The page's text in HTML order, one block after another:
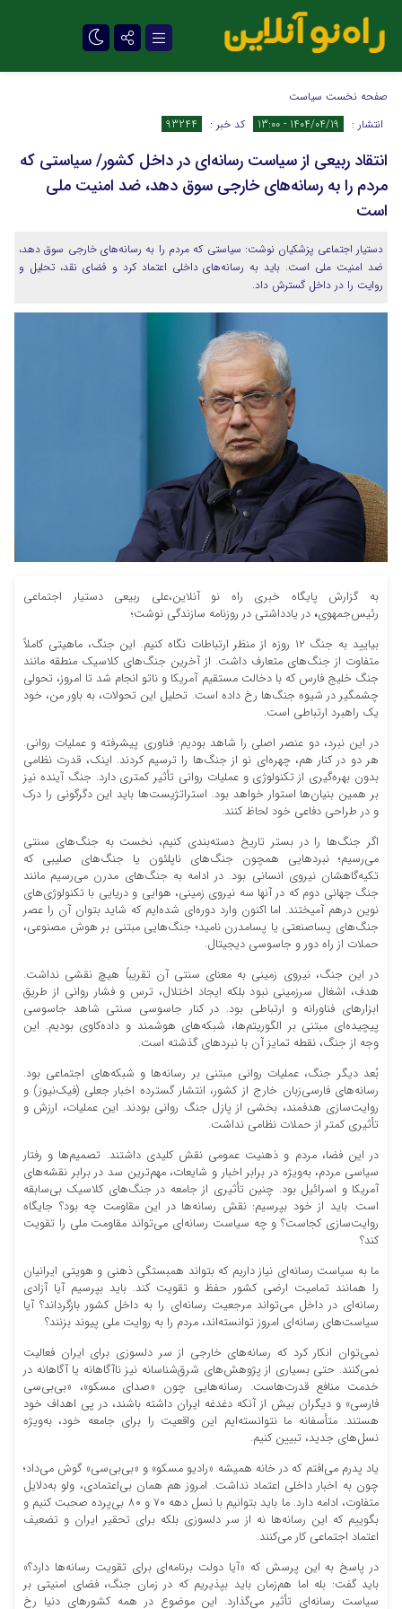
تلگرام
صفحه نخست سیاست
انتشار :
1404/04/19 - 13:00 کد خبر : 93244
انتقاد ربیعی از سیاست رسانه‌ای در داخل کشور/ سیاستی که
مردم را به رسانه‌های خارجی سوق دهد، ضد امنیت ملی
است
دستیار اجتماعی پزشکیان نوشت: سیاستی که مردم را به رسانه‌های خارجی سوق دهد،
ضد امنیت ملی است. باید به رسانه‌های داخلی اعتماد کرد و فضای نقد، تحلیل و
روایت را در داخل گسترش داد.
به گزارش پایگاه خبری راه نو آنلاین،علی ربیعی دستیار اجتماعی
رئیس‌جمهوی، در یادداشتی در روزنامه سازندگی نوشت؛
بیایید به جنگ ۱۲ روزه از منظر ارتباطات نگاه کنیم. این جنگ، ماهیتی کاملاً
متفاوت از جنگ‌های متعارف داشت. از آخرین جنگ‌های کلاسیک منطقه مانند
جنگ خلیج فارس که با دخالت مستقیم آمریکا و ناتو انجام شد تا امروز، تحولی
چشمگیر در شیوه جنگ‌ها رخ داده است. تحلیل این تحولات، به باور من، خود
یک راهبرد ارتباطی است.
در این نبرد، دو عنصر اصلی را شاهد بودیم: فناوری پیشرفته و عملیات روانی.
هر دو در کنار هم، چهره‌ای نو از جنگ‌ها را ترسیم کردند. اینک، قدرت نظامی
بدون بهره‌گیری از تکنولوژی و عملیات روانی تأثیر کمتری دارد. جنگ آینده نیز
بر همین بنیان‌ها استوار خواهد بود. استراتژیست‌ها باید این دگرگونی را درک
و در طراحی دفاعی خود لحاظ کنند.
اگر جنگ‌ها را در بستر تاریخ دسته‌بندی کنیم، نخست به جنگ‌های سنتی
می‌رسیم؛ نبردهایی همچون جنگ‌های ناپلئون یا جنگ‌های صلیبی که
تکیه‌گاهشان نیروی انسانی بود. در ادامه به جنگ‌های مدرن می‌رسیم مانند
جنگ جهانی دوم که در آنها سه نیروی زمینی، هوایی و دریایی با تکنولوژی‌های
نوین درهم آمیختند. اما اکنون وارد دوره‌ای شده‌ایم که شاید بتوان آن را عصر
جنگ‌های پساصنعتی یا پسامدرن نامید؛ جنگ‌هایی مبتنی بر هوش مصنوعی،
حملات از راه دور و جاسوسی دیجیتال.
در این جنگ، نیروی زمینی به ‌معنای سنتی آن تقریباً هیچ نقشی نداشت.
هدف، اشغال سرزمینی نبود بلکه ایجاد اختلال، ترس و فشار روانی از طریق
ابزارهای فناورانه و ارتباطی بود. در کنار جاسوسی سنتی شاهد جاسوسی
پیچیده‌ای مبتنی بر الگوریتم‌ها، شبکه‌های هوشمند و داده‌کاوی بودیم. این
وجه از جنگ، نقطه تمایز آن با نبردهای گذشته است.
بُعد دیگر جنگ، عملیات روانی مبتنی بر رسانه‌ها و شبکه‌های اجتماعی بود.
رسانه‌های فارسی‌زبان خارج از کشور، انتشار گسترده اخبار جعلی (فیک‌نیوز) و
روایت‌سازی هدفمند، بخشی از پازل جنگ روانی بودند. این عملیات، ارزش و
تأثیری کمتر از حملات نظامی نداشت.
در این فضا، مردم و ذهنیت عمومی نقش کلیدی داشتند. تصمیم‌ها و رفتار
سیاسی مردم، به‌ویژه در برابر اخبار و شایعات، مهم‌ترین سد در برابر نقشه‌های
آمریکا و اسرائیل بود. چنین تأثیری از جامعه در جنگ‌های کلاسیک بی‌سابقه
است. باید از خود بپرسیم: نقش رسانه‌ها در این مقاومت چه بود؟ جایگاه
روایت‌سازی کجاست؟ و چه سیاست رسانه‌ای می‌تواند مقاومت ملی را تقویت
کند؟
ما به سیاست رسانه‌ای نیاز داریم که بتواند همبستگی ذهنی و هویتی ایرانیان
را همانند تمامیت ارضی کشور حفظ و تقویت کند. باید بپرسیم آیا آزادی
رسانه‌ای در داخل می‌تواند مرجعیت رسانه‌ای را به داخل کشور بازگرداند؟ آیا
سیاست‌های رسانه‌ای امروز توانسته‌اند، مردم را به روایت ملی پیوند بزنند؟
نمی‌توان انکار کرد که رسانه‌های خارجی از سر دلسوزی برای ایران فعالیت
نمی‌کنند. حتی بسیاری از پژوهش‌های شرق‌شناسانه نیز ناآگاهانه یا آگاهانه در
خدمت منافع قدرت‌هاست. رسانه‌هایی چون «صدای مسکو»، «بی‌بی‌سی
فارسی» و دیگران بیش از آنکه دغدغه ایران داشته باشند، در پی اهداف خود
هستند. متأسفانه ما نتوانسته‌ایم این واقعیت را برای جامعه خود، به‌ویژه
نسل‌های جدید، تبیین کنیم.
یاد پدرم می‌افتم که در خانه همیشه «رادیو مسکو» و «بی‌بی‌سی» گوش می‌داد؛
چون به اخبار داخلی اعتماد نداشت. امروز هم همان بی‌اعتمادی، ولو به‌دلایل
متفاوت، ادامه دارد. ما باید بتوانیم با نسل دهه ۷۰ و ۸۰ بی‌پرده صحبت کنیم و
بگوییم که این رسانه‌ها نه از سر دلسوزی بلکه برای تحقیر ایران و تضعیف
اعتماد اجتماعی کار می‌کنند.
در پاسخ به این پرسش که «آیا دولت برنامه‌ای برای تقویت رسانه‌ها دارد؟»
باید گفت: بله اما هم‌زمان باید بپذیریم که در زمان جنگ، فضای امنیتی بر
سیاست رسانه‌ای تأثیر می‌گذارد. این موضوع در همه کشورهای دنیا رخ